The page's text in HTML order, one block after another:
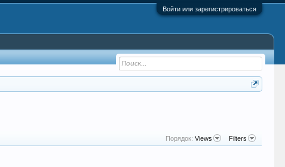
Войти или зарегистрироваться
Порядок: Views Filters